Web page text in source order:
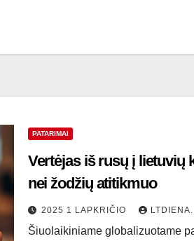
PATARIMAI
Vertėjas iš rusų į lietuvių
nei žodžių atitikmuo
2025 1 LAPKRIČIO
Šiuolaikiniame globalizuotame